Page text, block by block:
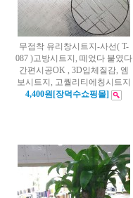
무점착 유리창시트지-사선( T-
087 )고방시트지, 떼었다 붙였다
간편시공OK , 3D입체질감, 엠
보시트지, 고퀄리티에칭시트지
4,400원[장덕수쇼핑몰]